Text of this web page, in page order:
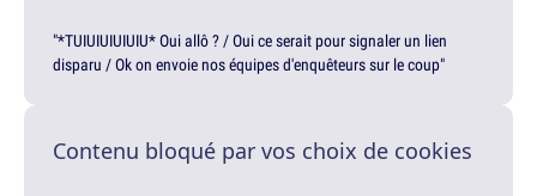
"*TUIUIUIUIUIU* Oui allô ? / Oui ce serait pour signaler un lien
disparu / Ok on envoie nos équipes d'enquêteurs sur le coup"
Contenu bloqué par vos choix de cookies